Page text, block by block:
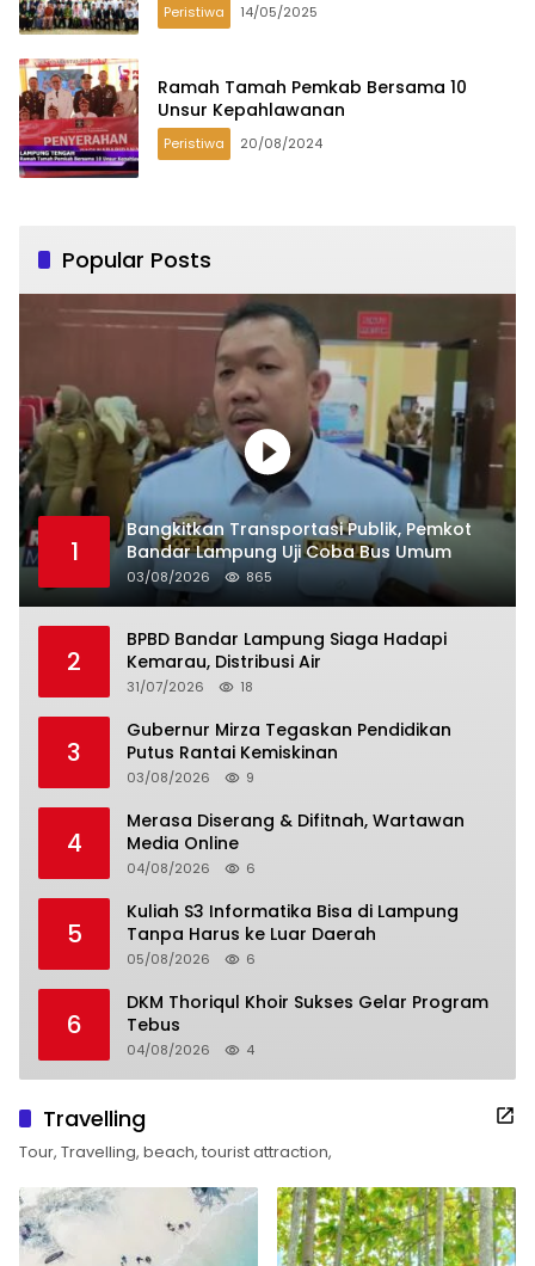
Peristiwa 14/05/2025
Ramah Tamah Pemkab Bersama 10
Unsur Kepahlawanan
Peristiwa 20/08/2024
Popular Posts
1
Bangkitkan Transportasi Publik, Pemkot
Bandar Lampung Uji Coba Bus Umum
03/08/2026 865
2
BPBD Bandar Lampung Siaga Hadapi
Kemarau, Distribusi Air
31/07/2026 18
3
Gubernur Mirza Tegaskan Pendidikan
Putus Rantai Kemiskinan
03/08/2026 9
4
Merasa Diserang & Difitnah, Wartawan
Media Online
04/08/2026 6
5
Kuliah S3 Informatika Bisa di Lampung
Tanpa Harus ke Luar Daerah
05/08/2026 6
6
DKM Thoriqul Khoir Sukses Gelar Program
Tebus
04/08/2026 4
Travelling
Tour, Travelling, beach, tourist attraction,